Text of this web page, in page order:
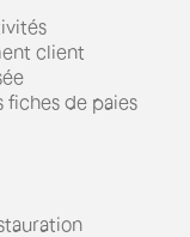
client
fiches de paies